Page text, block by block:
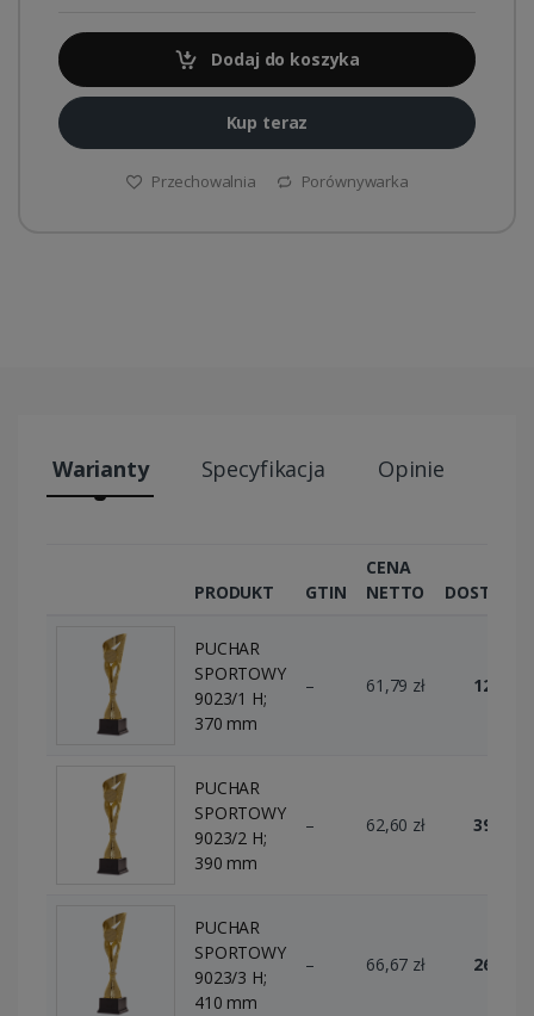
Dodaj do koszyka
Kup teraz
Przechowalnia Porównywarka
Warianty Specyfikacja Opinie
PRODUKT GTIN
CENA
NETTO
PUCHAR
SPORTOWY
9023/1 H;
370 mm
– 61,79 zł 12 szt.
PUCHAR
SPORTOWY
9023/2 H;
390 mm
– 62,60 zł 39 szt.
PUCHAR
SPORTOWY
9023/3 H;
410 mm
– 66,67 zł 26 szt.